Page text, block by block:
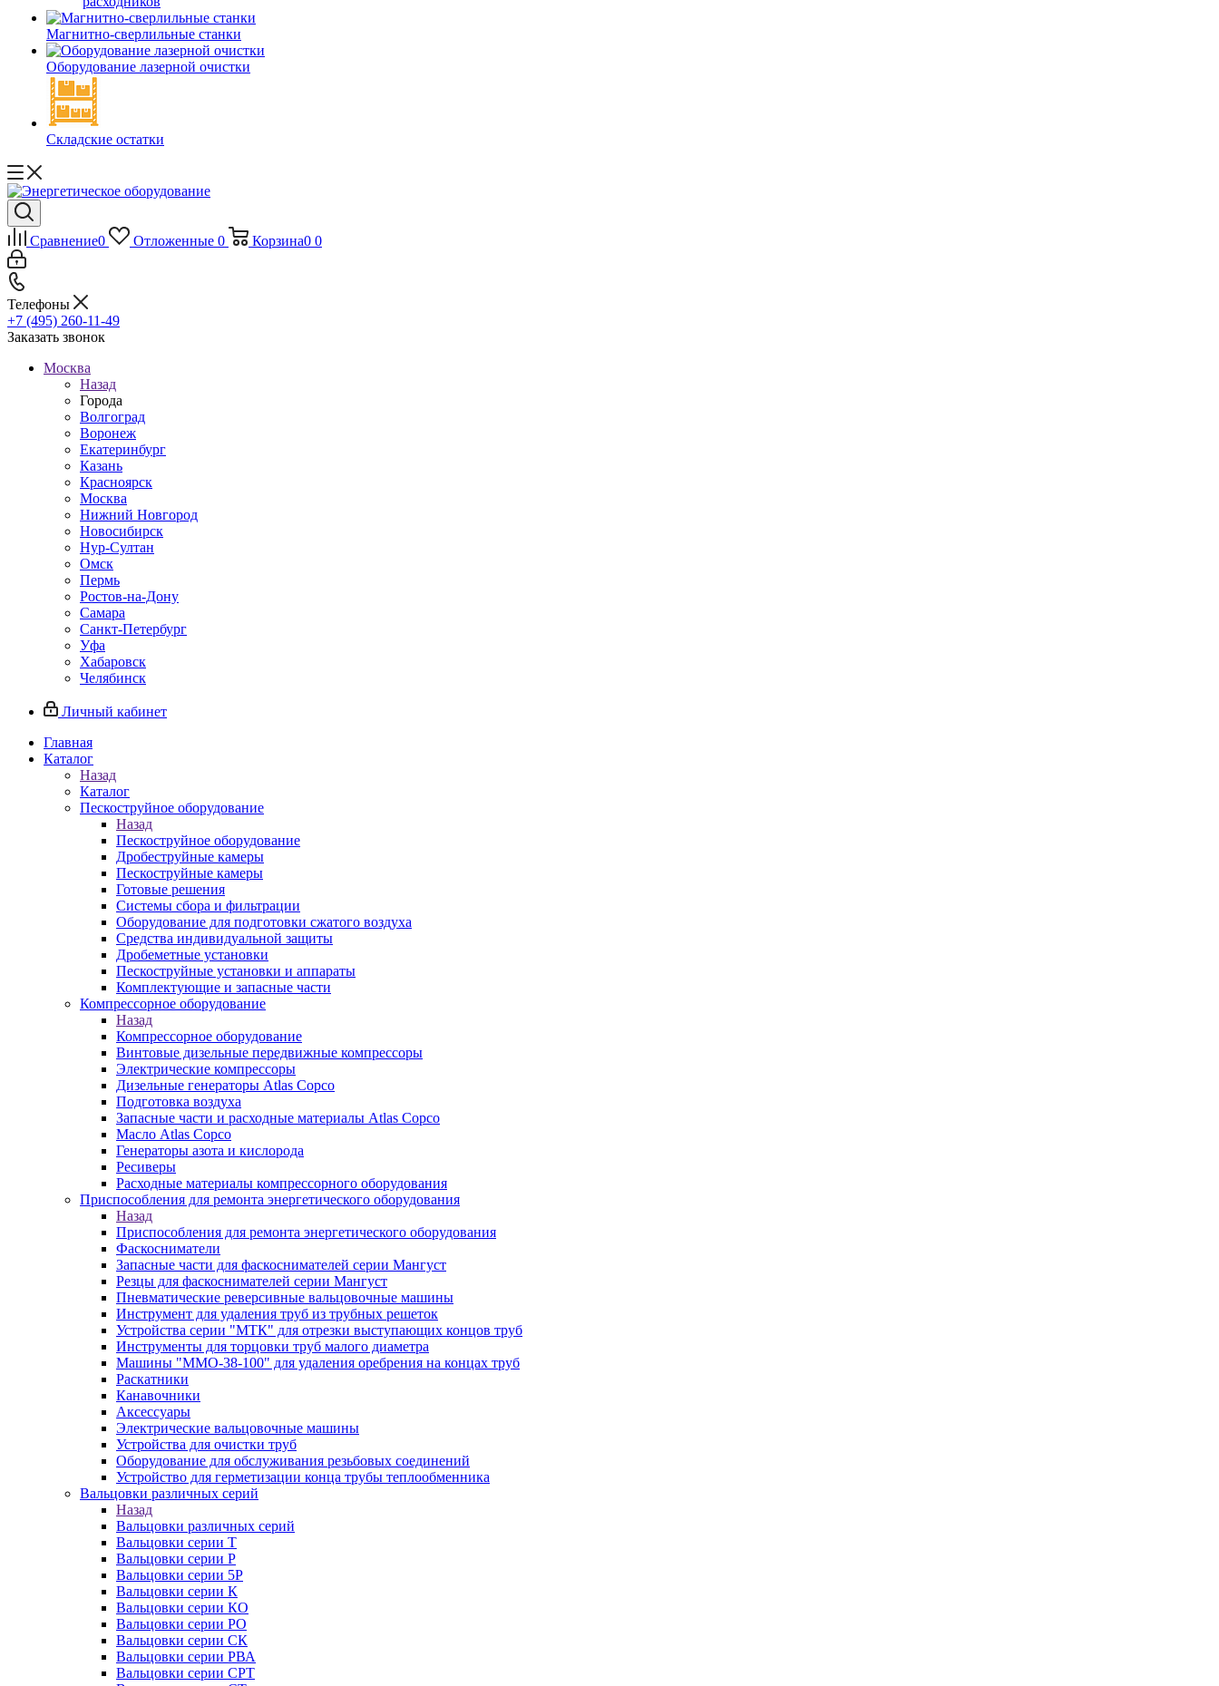
Магнитно-сверлильные станки
Оборудование лазерной очистки
Складские остатки
Сравнение0 Отложенные 0 Корзина0 0
Телефоны
+7 (495) 260-11-49
Заказать звонок
Москва
Назад
Города
Волгоград
Воронеж
Екатеринбург
Казань
Красноярск
Москва
Нижний Новгород
Новосибирск
Нур-Султан
Омск
Пермь
Ростов-на-Дону
Самара
Санкт-Петербург
Уфа
Хабаровск
Челябинск
Личный кабинет
Главная
Каталог
Назад
Каталог
Пескоструйное оборудование
Назад
Пескоструйное оборудование
Дробеструйные камеры
Пескоструйные камеры
Готовые решения
Системы сбора и фильтрации
Оборудование для подготовки сжатого воздуха
Средства индивидуальной защиты
Дробеметные установки
Пескоструйные установки и аппараты
Комплектующие и запасные части
Компрессорное оборудование
Назад
Компрессорное оборудование
Винтовые дизельные передвижные компрессоры
Электрические компрессоры
Дизельные генераторы Atlas Copco
Подготовка воздуха
Запасные части и расходные материалы Atlas Copco
Масло Atlas Copco
Генераторы азота и кислорода
Ресиверы
Расходные материалы компрессорного оборудования
Приспособления для ремонта энергетического оборудования
Назад
Приспособления для ремонта энергетического оборудования
Фаскосниматели
Запасные части для фаскоснимателей серии Мангуст
Резцы для фаскоснимателей серии Мангуст
Пневматические реверсивные вальцовочные машины
Инструмент для удаления труб из трубных решеток
Устройства серии "МТК" для отрезки выступающих концов труб
Инструменты для торцовки труб малого диаметра
Машины "ММО-38-100" для удаления оребрения на концах труб
Раскатники
Канавочники
Аксессуары
Электрические вальцовочные машины
Устройства для очистки труб
Оборудование для обслуживания резьбовых соединений
Устройство для герметизации конца трубы теплообменника
Вальцовки различных серий
Назад
Вальцовки различных серий
Вальцовки серии Т
Вальцовки серии Р
Вальцовки серии 5Р
Вальцовки серии К
Вальцовки серии КО
Вальцовки серии РО
Вальцовки серии СК
Вальцовки серии РВА
Вальцовки серии СРТ